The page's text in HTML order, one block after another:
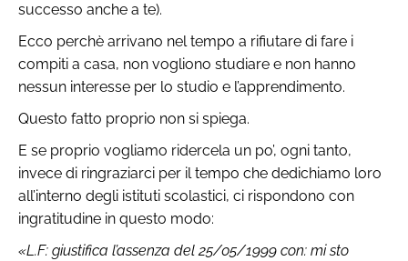
successo anche a te).
Ecco perchè arrivano nel tempo a rifiutare di fare i
compiti a casa, non vogliono studiare e non hanno
nessun interesse per lo studio e l’apprendimento.
Questo fatto proprio non si spiega.
E se proprio vogliamo ridercela un po’, ogni tanto,
invece di ringraziarci per il tempo che dedichiamo loro
all’interno degli istituti scolastici, ci rispondono con
ingratitudine in questo modo:
«L.F: giustifica l’assenza del 25/05/1999 con: mi sto